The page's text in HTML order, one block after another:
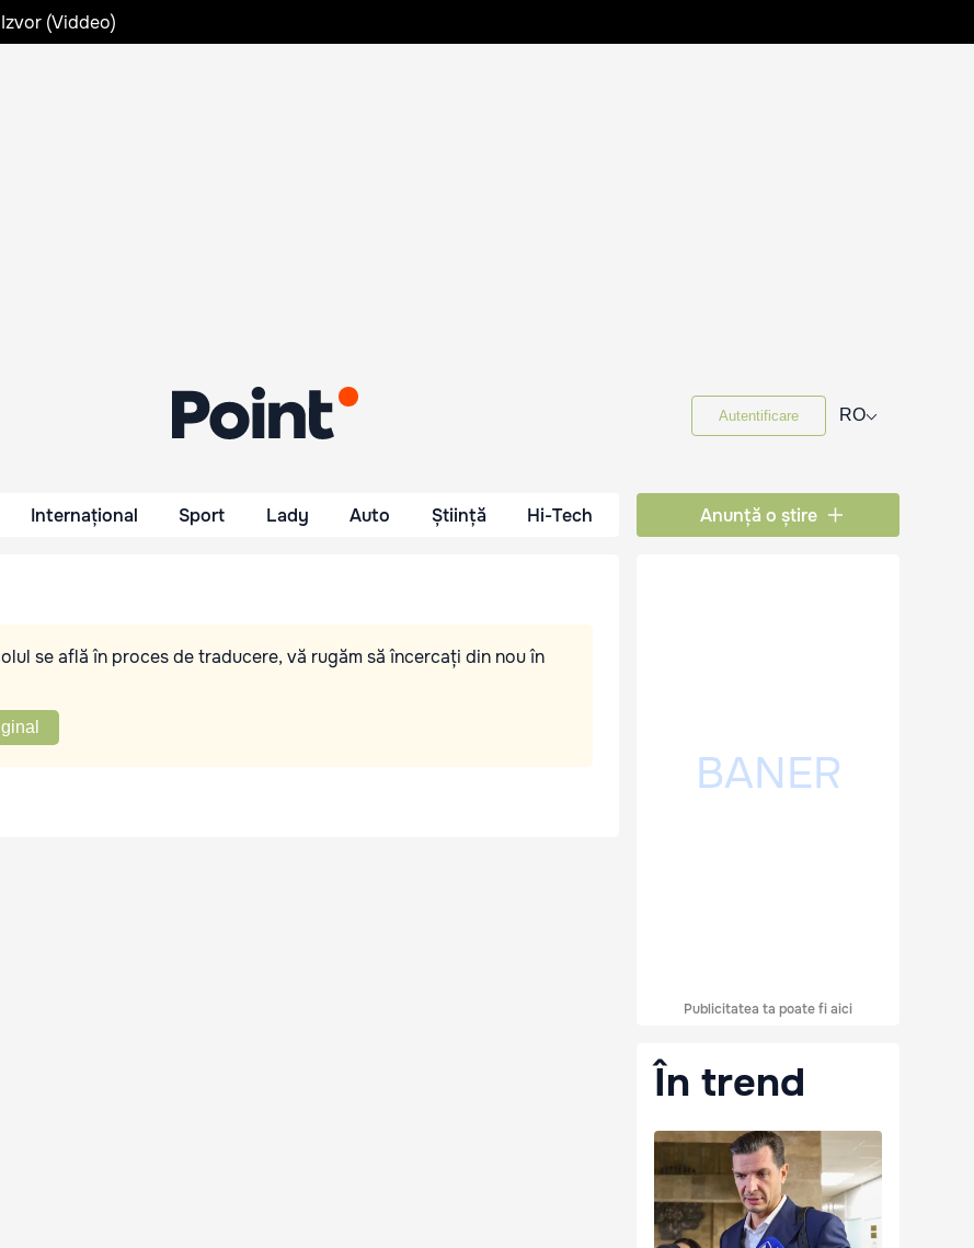
(Viddeo)
Autentificare RO⌵
Internațional Sport Lady Auto Știință Hi-Tech Anunță o știre
se află în proces de traducere, vă rugăm să încercați din nou în
Publicitatea ta poate fi aici
În trend